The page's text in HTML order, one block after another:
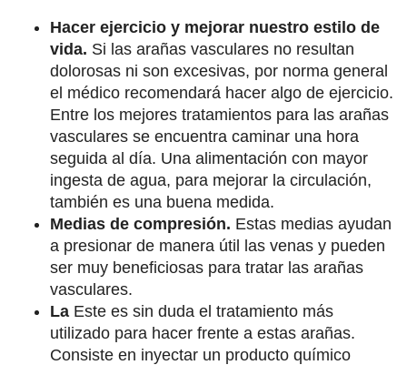
Hacer ejercicio y mejorar nuestro estilo de
vida. Si las arañas vasculares no resultan
dolorosas ni son excesivas, por norma general
el médico recomendará hacer algo de ejercicio.
Entre los mejores tratamientos para las arañas
vasculares se encuentra caminar una hora
seguida al día. Una alimentación con mayor
ingesta de agua, para mejorar la circulación,
también es una buena medida.
Medias de compresión. Estas medias ayudan
a presionar de manera útil las venas y pueden
ser muy beneficiosas para tratar las arañas
vasculares.
La Este es sin duda el tratamiento más
utilizado para hacer frente a estas arañas.
Consiste en inyectar un producto químico